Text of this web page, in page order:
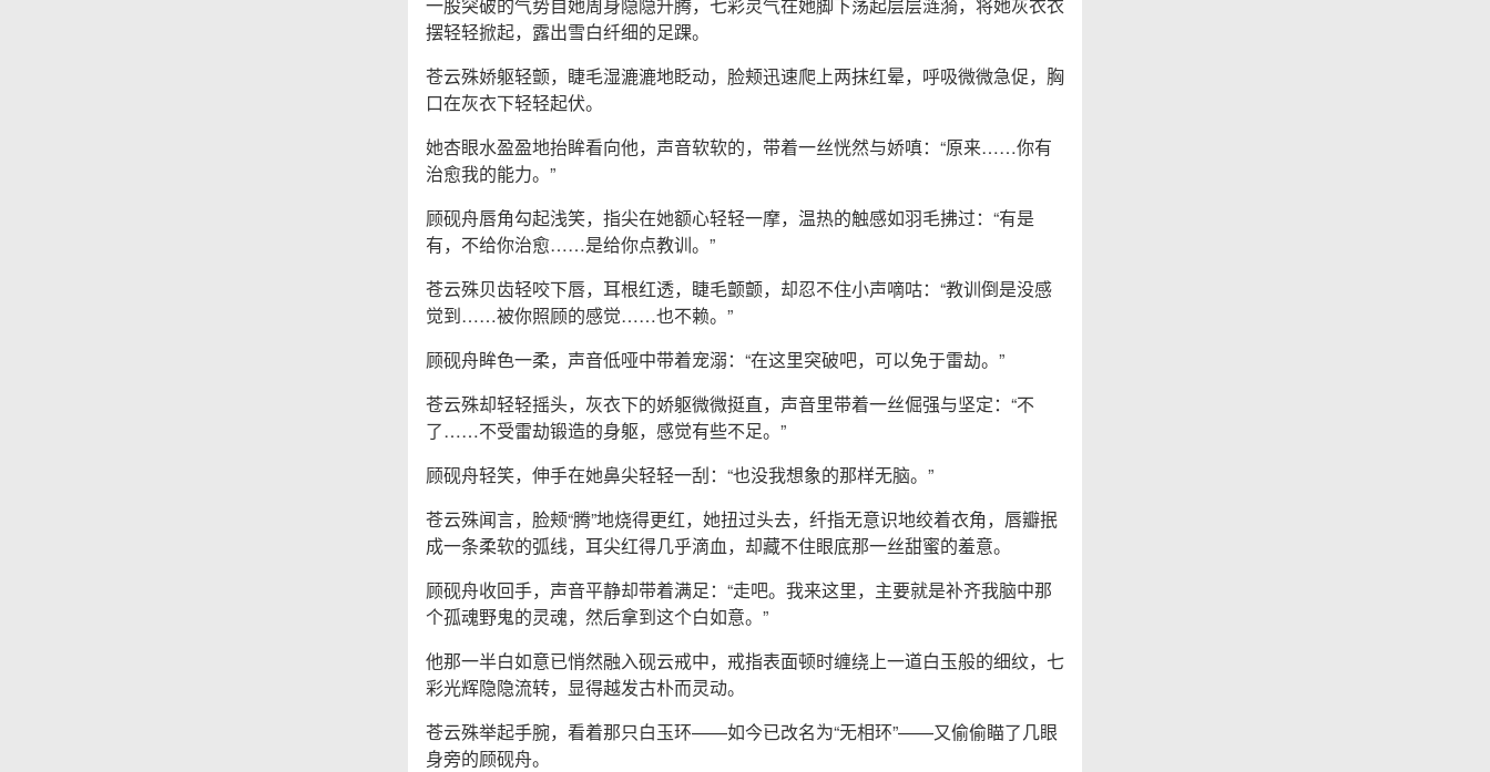
摆轻轻掀起，露出雪白纤细的足踝。
苍云殊娇躯轻颤，睫毛湿漉漉地眨动，脸颊迅速爬上两抹红晕，呼吸微微急促，胸
口在灰衣下轻轻起伏。
她杏眼水盈盈地抬眸看向他，声音软软的，带着一丝恍然与娇嗔：“原来……你有
治愈我的能力。”
顾砚舟唇角勾起浅笑，指尖在她额心轻轻一摩，温热的触感如羽毛拂过：“有是
有，不给你治愈……是给你点教训。”
苍云殊贝齿轻咬下唇，耳根红透，睫毛颤颤，却忍不住小声嘀咕：“教训倒是没感
觉到……被你照顾的感觉……也不赖。”
顾砚舟眸色一柔，声音低哑中带着宠溺：“在这里突破吧，可以免于雷劫。”
苍云殊却轻轻摇头，灰衣下的娇躯微微挺直，声音里带着一丝倔强与坚定：“不
了……不受雷劫锻造的身躯，感觉有些不足。”
顾砚舟轻笑，伸手在她鼻尖轻轻一刮：“也没我想象的那样无脑。”
苍云殊闻言，脸颊“腾”地烧得更红，她扭过头去，纤指无意识地绞着衣角，唇瓣抿
成一条柔软的弧线，耳尖红得几乎滴血，却藏不住眼底那一丝甜蜜的羞意。
顾砚舟收回手，声音平静却带着满足：“走吧。我来这里，主要就是补齐我脑中那
个孤魂野鬼的灵魂，然后拿到这个白如意。”
他那一半白如意已悄然融入砚云戒中，戒指表面顿时缠绕上一道白玉般的细纹，七
彩光辉隐隐流转，显得越发古朴而灵动。
苍云殊举起手腕，看着那只白玉环——如今已改名为“无相环”——又偷偷瞄了几眼
身旁的顾砚舟。